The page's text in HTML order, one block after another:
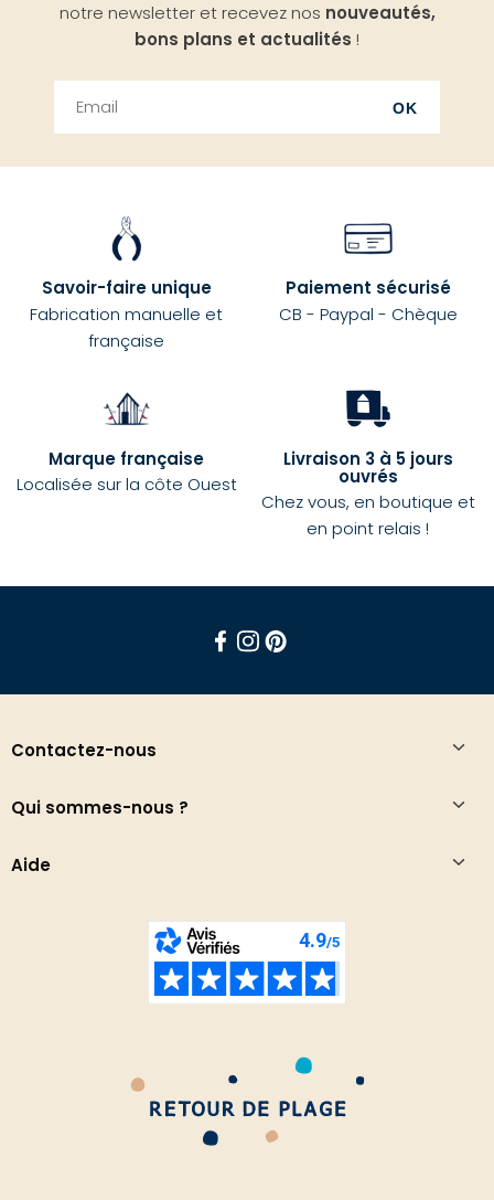
notre newsletter et recevez nos nouveautés,
bons plans et actualités !
OK
Savoir-faire unique
Fabrication manuelle et
française
Paiement sécurisé
CB - Paypal - Chèque
Marque française
Localisée sur la côte Ouest
Livraison 3 à 5 jours
ouvrés
Chez vous, en boutique et
en point relais !
Contactez-nous
Qui sommes-nous ?
Aide